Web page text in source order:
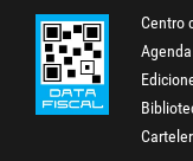
Centro
Agenda